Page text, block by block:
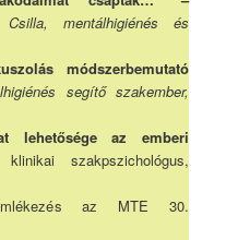
Csilla, mentálhigiénés és
módszerbemutató
segítő szakember,
lehetősége az emberi
szakpszichológus,
az MTE 30.